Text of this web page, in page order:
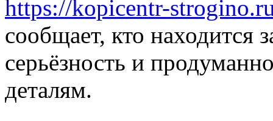
https://kopicentr-
сообщает, кто находится
серьёзность и
деталям.